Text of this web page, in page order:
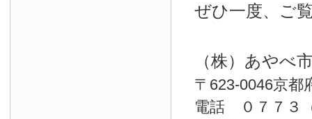
ぜひ一度、ご
（株）あやべ
〒623-0046京都
電話 ０７７